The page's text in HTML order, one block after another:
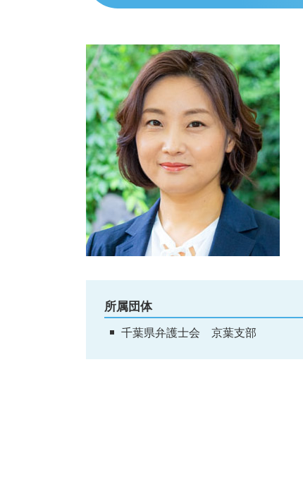
闇金被害 相談
債務整理 デメリット 知恵袋
個人再生 任意整理
任意整理とは
個人再生 流れ
債務整理 費用
交通事故 弁護士 伊豆市
債務整理 弁護士 伊東市
債務整理 弁護士 熱海市
相続 弁護士 伊豆市
債務整理 弁護士 御殿場市
相続 弁護士 御殿場市
交通事故 弁護士 富士市
債務整理 弁護士 沼津市
所属団体
千葉県弁護士会 京葉支部